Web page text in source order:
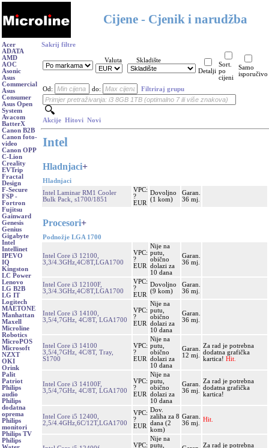
Cijene - Cjenik i narudžba
Acer
ADATA
AMD
AOC
Asonic
Asus
Commercial
Asus
Consumer
Asus Open
System
Avacom
BatterX
Canon B2B
Canon foto-
video
Canon OPP
C-Lion
Creality
EVTrip
Fractal
Design
F-Secure
FSP -
Fortron
Fujitsu
Gainward
Genesis
Genius
Gigabyte
Intel
Intellinet
IPEVO
IQ
Kingston
LC Power
Lenovo
LG B2B
LG IT
Logitech
MAETONE
Manhattan
Maxell
Microline
Robotics
MicroPOS
Microsoft
NZXT
OKI
Orink
Palit
Patriot
Philips
audio
Philips
dodatna
oprema
Philips
monitori
Philips TV
Philips
Sakrij filtre
Valuta
Skladište
Detalji
Sort.
po
cijeni
Samo
isporučivo
Od: do: Filtriraj grupu
Akcije Hitovi Novi
Intel
Hladnjaci+
Hladnjaci
Intel Laminar RM1 Cooler
Bulk Pack, s1700/1851
VPC:
?
EUR
Dovoljno
(1 kom)
Garan.
36 mj.
Procesori+
Podnožje LGA 1700
Intel Core i3 12100,
3,3/4.3GHz,4C/8T,LGA1700
VPC:
?
EUR
Nije na
putu,
obično
dolazi za
10 dana
Garan.
36 mj.
Intel Core i3 12100F,
3,3/4.3GHz,4C/8T,LGA1700
VPC:
?
EUR
Dovoljno
(9 kom)
Garan.
36 mj.
Intel Core i3 14100,
3,5/4,7GHz, 4C/8T, LGA1700
VPC:
?
EUR
Nije na
putu,
obično
dolazi za
10 dana
Garan.
36 mj.
Intel Core i3 14100
3,5/4,7GHz, 4C/8T, Tray,
S1700
VPC:
?
EUR
Nije na
putu,
obično
dolazi za
10 dana
Garan.
12 mj.
Za rad je potrebna
dodatna grafička
kartica! Hit.
Intel Core i3 14100F,
3,5/4,7GHz, 4C/8T, LGA1700
VPC:
?
EUR
Nije na
putu,
obično
dolazi za
10 dana
Garan.
36 mj.
Za rad je potrebna
dodatna grafička
kartica!
Intel Core i5 12400,
2,5/4.4GHz,6C/12T,LGA1700
VPC:
?
EUR
Dov.
zaliha za 8
dana (2
kom)
Garan.
36 mj.
Hit.
VPC:
Nije na
putu,
Za rad je potrebna